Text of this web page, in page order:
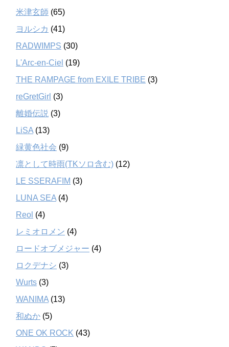
米津玄師 (65)
ヨルシカ (41)
RADWIMPS (30)
L'Arc-en-Ciel (19)
THE RAMPAGE from EXILE TRIBE (3)
reGretGirl (3)
離婚伝説 (3)
LiSA (13)
緑黄色社会 (9)
凛として時雨(TKソロ含む) (12)
LE SSERAFIM (3)
LUNA SEA (4)
Reol (4)
レミオロメン (4)
ロードオブメジャー (4)
ロクデナシ (3)
Wurts (3)
WANIMA (13)
和ぬか (5)
ONE OK ROCK (43)